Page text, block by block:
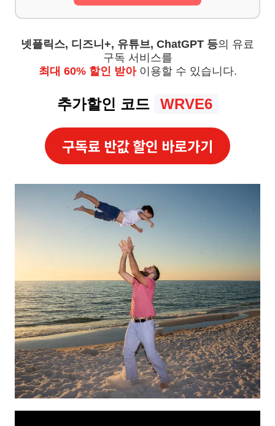
넷플릭스, 디즈니+, 유튜브, ChatGPT 등의 유료
구독 서비스를
최대 60% 할인 받아이용할 수 있습니다.
추가할인 코드 WRVE6
구독료 반값 할인 바로가기